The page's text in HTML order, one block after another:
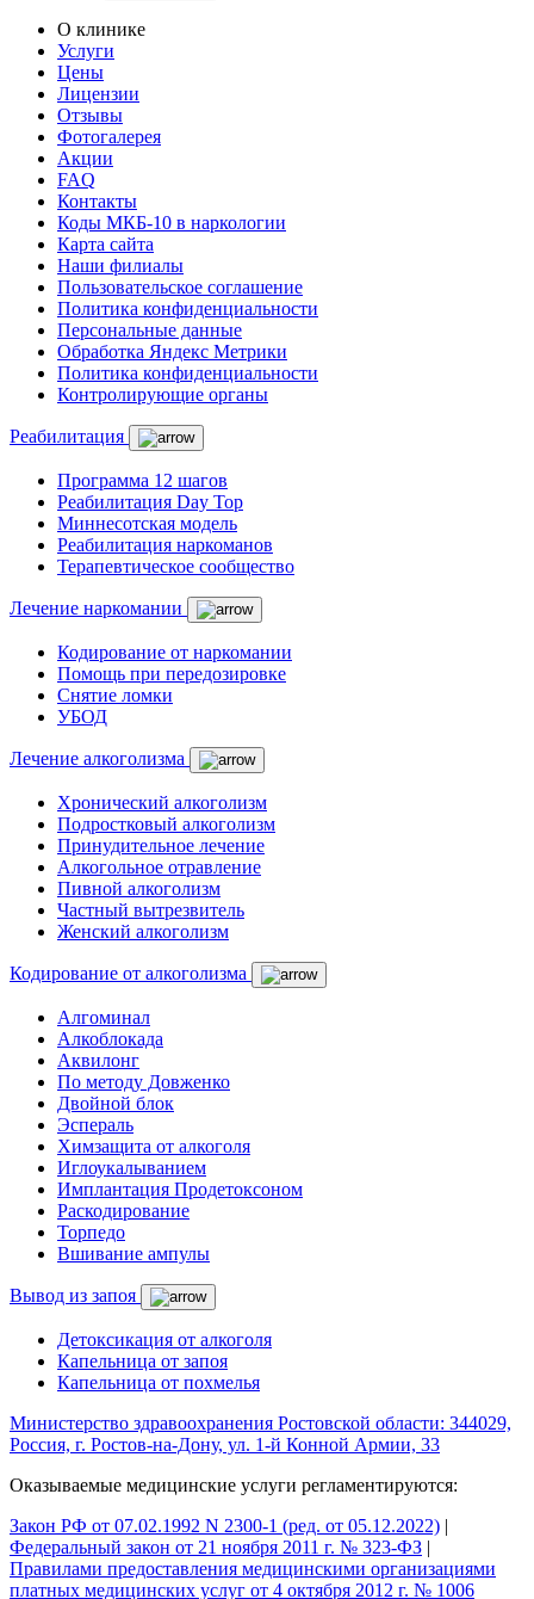
О клинике
Услуги
Цены
Лицензии
Отзывы
Фотогалерея
Акции
FAQ
Контакты
Коды МКБ-10 в наркологии
Карта сайта
Наши филиалы
Пользовательское соглашение
Политика конфиденциальности
Персональные данные
Обработка Яндекс Метрики
Политика конфиденциальности
Контролирующие органы
Реабилитация
Программа 12 шагов
Реабилитация Day Top
Миннесотская модель
Реабилитация наркоманов
Терапевтическое сообщество
Лечение наркомании
Кодирование от наркомании
Помощь при передозировке
Снятие ломки
УБОД
Лечение алкоголизма
Хронический алкоголизм
Подростковый алкоголизм
Принудительное лечение
Алкогольное отравление
Пивной алкоголизм
Частный вытрезвитель
Женский алкоголизм
Кодирование от алкоголизма
Алгоминал
Алкоблокада
Аквилонг
По методу Довженко
Двойной блок
Эспераль
Химзащита от алкоголя
Иглоукалыванием
Имплантация Продетоксоном
Раскодирование
Торпедо
Вшивание ампулы
Вывод из запоя
Детоксикация от алкоголя
Капельница от запоя
Капельница от похмелья
Министерство здравоохранения Ростовской области: 344029,
Россия, г. Ростов-на-Дону, ул. 1-й Конной Армии, 33
Оказываемые медицинские услуги регламентируются:
Закон РФ от 07.02.1992 N 2300-1 (ред. от 05.12.2022) |
Федеральный закон от 21 ноября 2011 г. № 323-ФЗ |
Правилами предоставления медицинскими организациями
платных медицинских услуг от 4 октября 2012 г. № 1006